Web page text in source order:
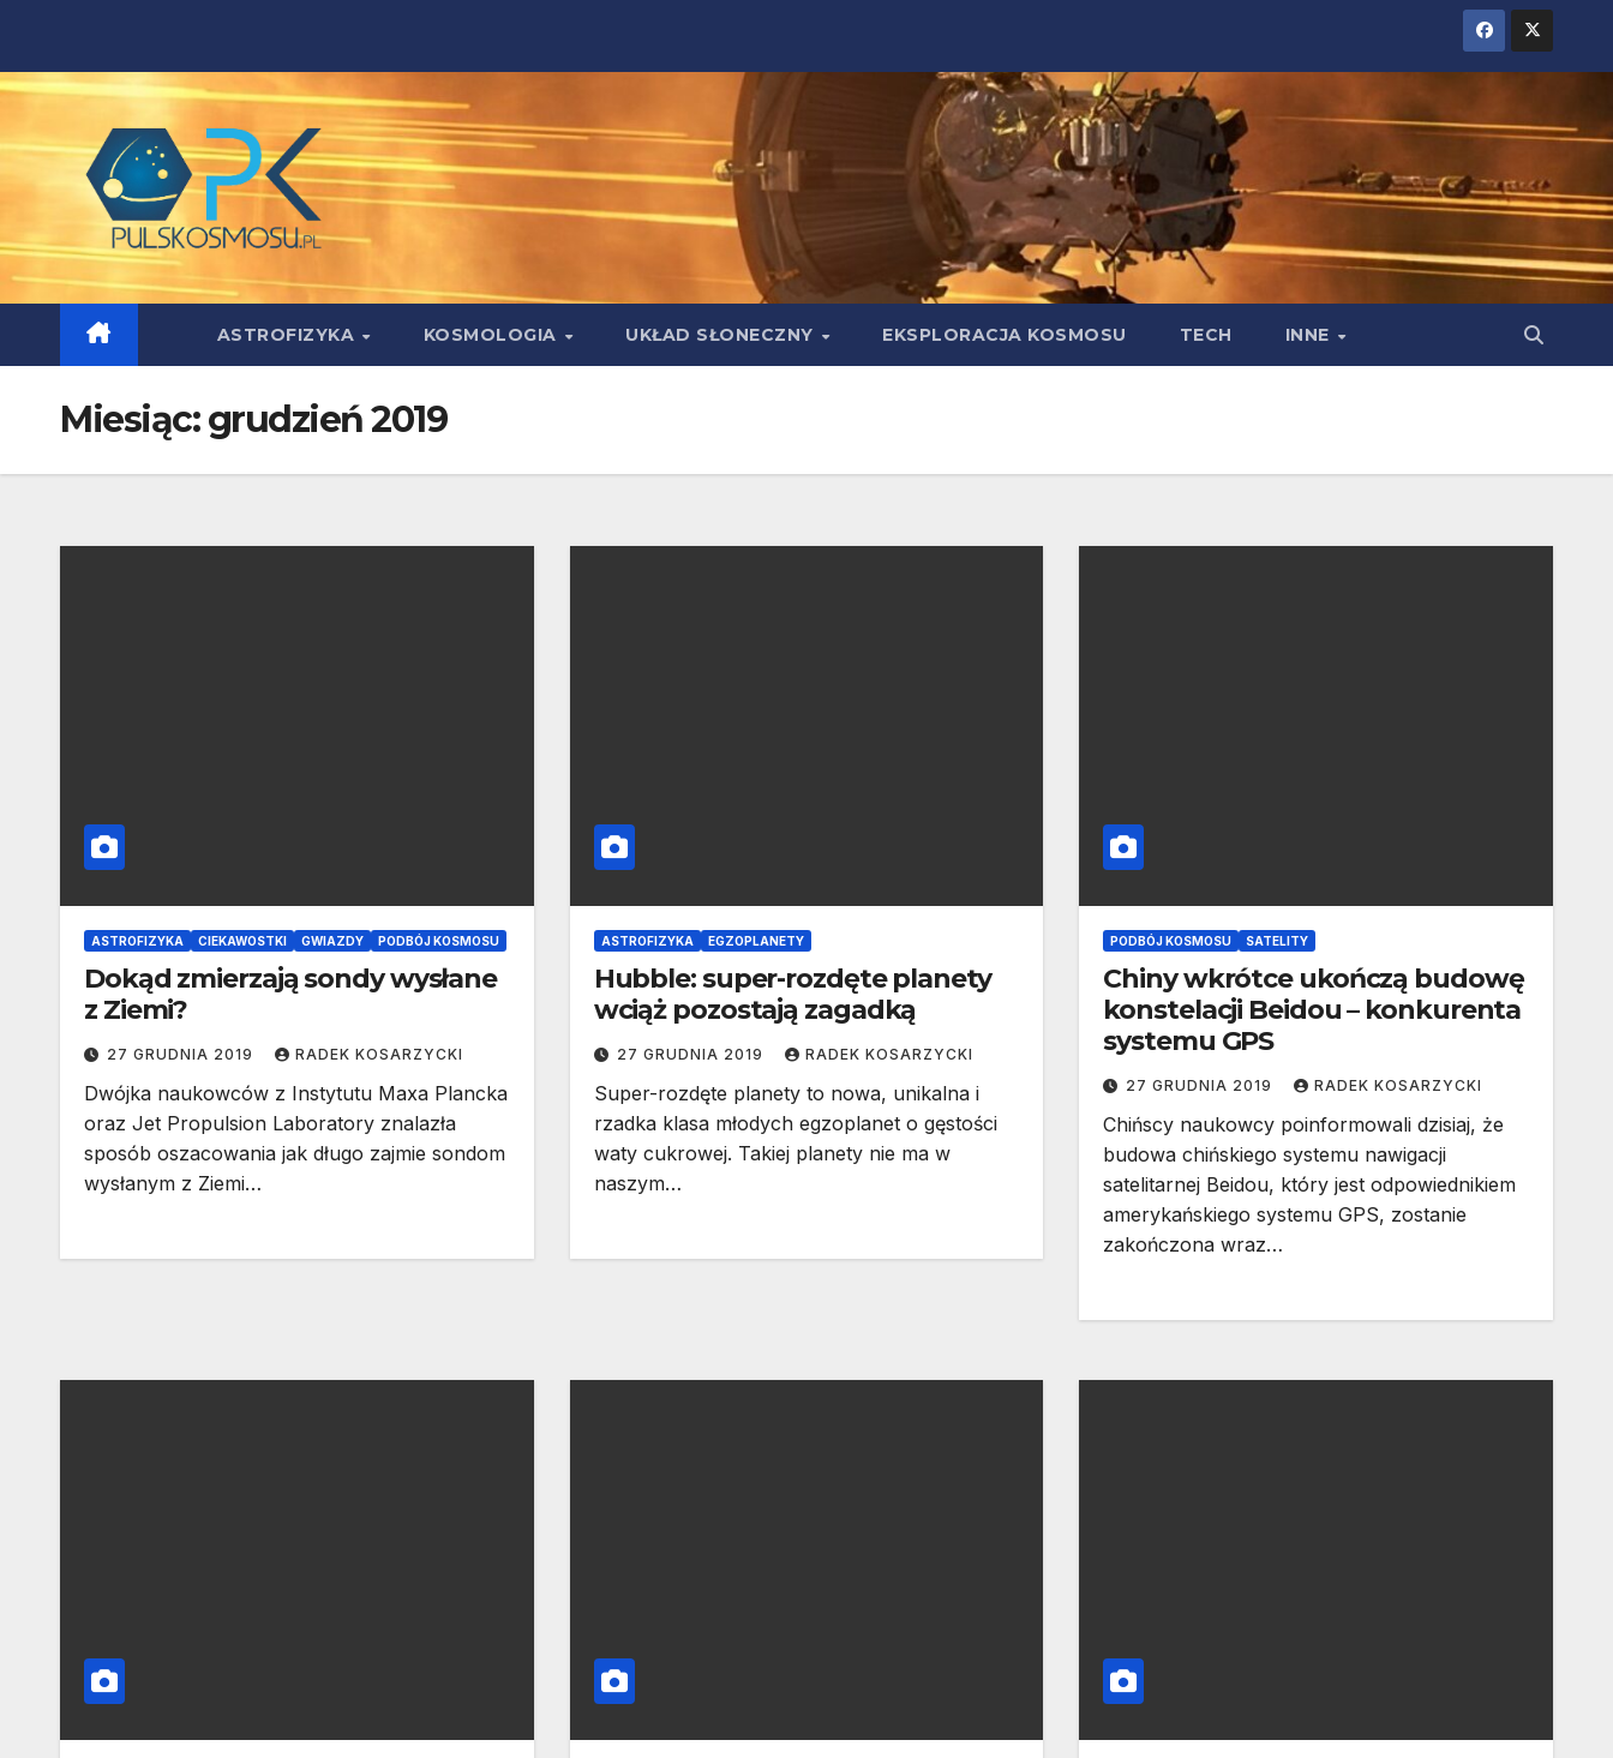
content
ASTROFIZYKA KOSMOLOGIA UKŁAD SŁONECZNY EKSPLORACJA KOSMOSU TECH INNE
Miesiąc:grudzień 2019
ASTROFIZYKA CIEKAWOSTKI GWIAZDY PODBÓJ KOSMOSU
Dokąd zmierzają sondy wysłane
z Ziemi?
27 GRUDNIA 2019 RADEK KOSARZYCKI
Dwójka naukowców z Instytutu Maxa Plancka
oraz Jet Propulsion Laboratory znalazła
sposób oszacowania jak długo zajmie sondom
wysłanym z Ziemi…
ASTROFIZYKA EGZOPLANETY
Hubble: super-rozdęte planety
wciąż pozostają zagadką
27 GRUDNIA 2019 RADEK KOSARZYCKI
Super-rozdęte planety to nowa, unikalna i
rzadka klasa młodych egzoplanet o gęstości
waty cukrowej. Takiej planety nie ma w
naszym…
PODBÓJ KOSMOSU SATELITY
Chiny wkrótce ukończą budowę
konstelacji Beidou – konkurenta
systemu GPS
27 GRUDNIA 2019 RADEK KOSARZYCKI
Chińscy naukowcy poinformowali dzisiaj, że
budowa chińskiego systemu nawigacji
satelitarnej Beidou, który jest odpowiednikiem
amerykańskiego systemu GPS, zostanie
zakończona wraz…